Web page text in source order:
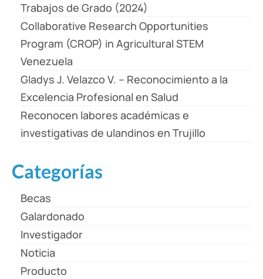
Trabajos de Grado (2024)
Collaborative Research Opportunities
Program (CROP) in Agricultural STEM
Venezuela
Gladys J. Velazco V. – Reconocimiento a la
Excelencia Profesional en Salud
Reconocen labores académicas e
investigativas de ulandinos en Trujillo
Categorías
Becas
Galardonado
Investigador
Noticia
Producto